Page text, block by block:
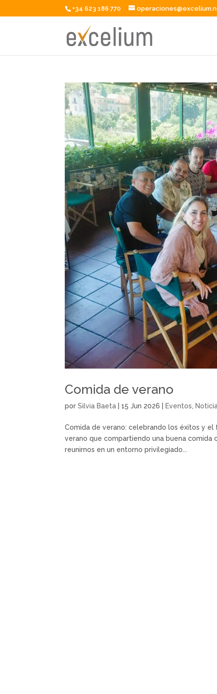
+34 623 186 770
Comida de verano
porSilvia Baeta |15 Jun 2026 Eventos,
Comida de verano: celebrando los éxitos y
verano que compartiendo una buena comida
reunirnos en un entorno privilegiado...